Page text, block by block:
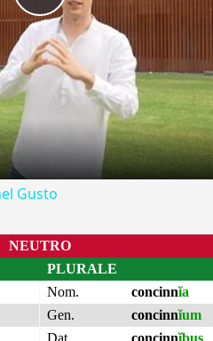
Play
Video
Gusto
NEUTRO
PLURALE
Nom.
concinnĭa
Gen.
concinnĭum
Dat.
concinnĭbus